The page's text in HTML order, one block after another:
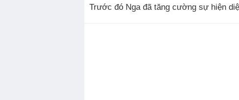
Trước đó Nga đã tăng cường sự hiện